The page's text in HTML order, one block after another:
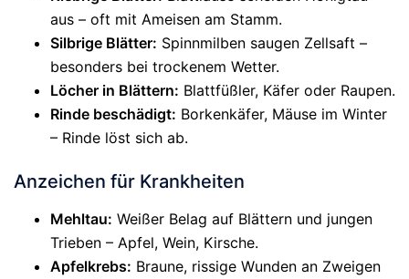
aus – oft mit Ameisen am Stamm.
Silbrige Blätter: Spinnmilben saugen Zellsaft –
besonders bei trockenem Wetter.
Löcher in Blättern: Blattfüßler, Käfer oder Raupen.
Rinde beschädigt: Borkenkäfer, Mäuse im Winter
– Rinde löst sich ab.
Anzeichen für Krankheiten
Mehltau: Weißer Belag auf Blättern und jungen
Trieben – Apfel, Wein, Kirsche.
Apfelkrebs: Braune, rissige Wunden an Zweigen